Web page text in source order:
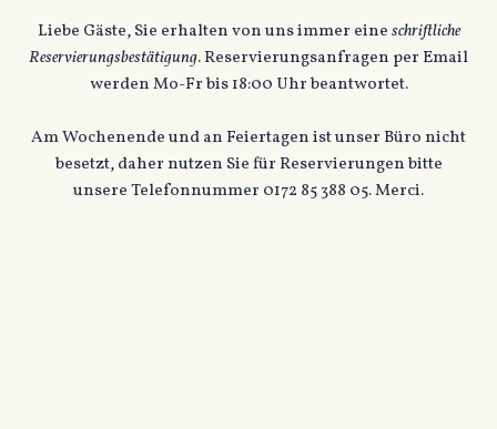
Liebe Gäste, Sie erhalten von uns immer eineschriftliche
Reservierungsbestätigung. Reservierungsanfragen per Email
werden Mo-Fr bis 18:00 Uhr beantwortet.
Am Wochenende und an Feiertagen ist unser Büro nicht
besetzt, daher nutzen Sie für Reservierungen bitte
unsere Telefonnummer 0172 85 388 05. Merci.